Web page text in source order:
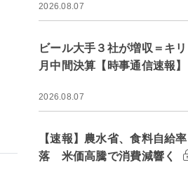
2026.08.07
ビール大手３社が増収＝キ
月中間決算【時事通信速報】
2026.08.07
【速報】農水省、食料自給
落 米価高騰で消費減響く